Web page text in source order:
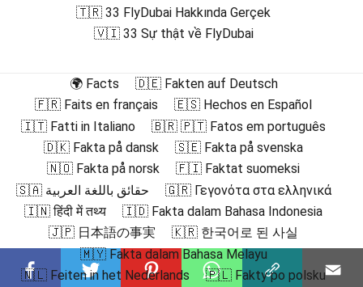
🇹🇷 33 FlyDubai Hakkında Gerçek
🇻🇮 33 Sự thật về FlyDubai
🌍 Facts
🇩🇪 Fakten auf Deutsch
🇫🇷 Faits en français
🇪🇸 Hechos en Español
🇮🇹 Fatti in Italiano
🇧🇷 🇵🇹 Fatos em português
🇩🇰 Fakta på dansk
🇸🇪 Fakta på svenska
🇳🇴 Fakta på norsk
🇫🇮 Faktat suomeksi
🇸🇦 حقائق باللغة العربية
🇬🇷 Γεγονότα στα ελληνικά
🇮🇳 हिंदी में तथ्य
🇮🇩 Fakta dalam Bahasa Indonesia
🇯🇵 日本語の事実
🇰🇷 한국어로 된 사실
🇲🇾 Fakta dalam Bahasa Melayu
🇳🇱 Feiten in het Nederlands
🇵🇱 Fakty po polsku